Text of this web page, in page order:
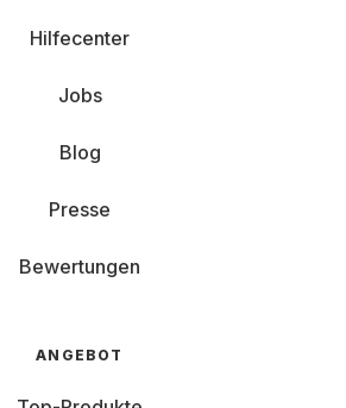
Hilfecenter
Jobs
Blog
Presse
Bewertungen
ANGEBOT